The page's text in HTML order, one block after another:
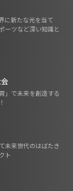
に新たな光を当て
ーツなど深い知識と
」で未来を創造する
未来世代のはばたき
ト